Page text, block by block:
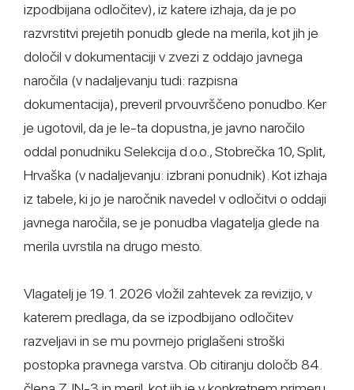
izpodbijana odločitev), iz katere izhaja, da je po
razvrstitvi prejetih ponudb glede na merila, kot jih je
določil v dokumentaciji v zvezi z oddajo javnega
naročila (v nadaljevanju tudi: razpisna
dokumentacija), preveril prvouvrščeno ponudbo. Ker
je ugotovil, da je le-ta dopustna, je javno naročilo
oddal ponudniku Selekcija d.o.o., Stobrečka 10, Split,
Hrvaška (v nadaljevanju: izbrani ponudnik). Kot izhaja
iz tabele, ki jo je naročnik navedel v odločitvi o oddaji
javnega naročila, se je ponudba vlagatelja glede na
merila uvrstila na drugo mesto.
Vlagatelj je 19. 1. 2026 vložil zahtevek za revizijo, v
katerem predlaga, da se izpodbijano odločitev
razveljavi in se mu povrnejo priglašeni stroški
postopka pravnega varstva. Ob citiranju določb 84.